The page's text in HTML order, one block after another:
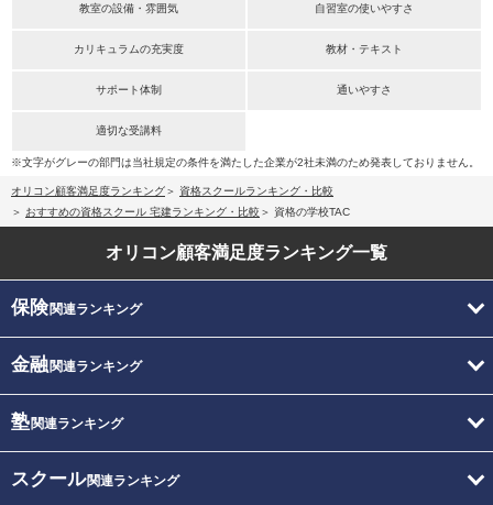
教室の設備・雰囲気 自習室の使いやすさ
カリキュラムの充実度 教材・テキスト
サポート体制 通いやすさ
適切な受講料
※文字がグレーの部門は当社規定の条件を満たした企業が2社未満のため発表しておりません。
オリコン顧客満足度ランキング
資格スクールランキング・比較
おすすめの資格スクール 宅建ランキング・比較
資格の学校TAC
オリコン顧客満足度ランキング一覧
保険関連ランキング
金融関連ランキング
塾関連ランキング
スクール関連ランキング